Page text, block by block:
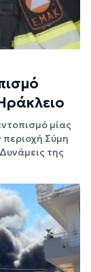
μίας
Σύμη
της